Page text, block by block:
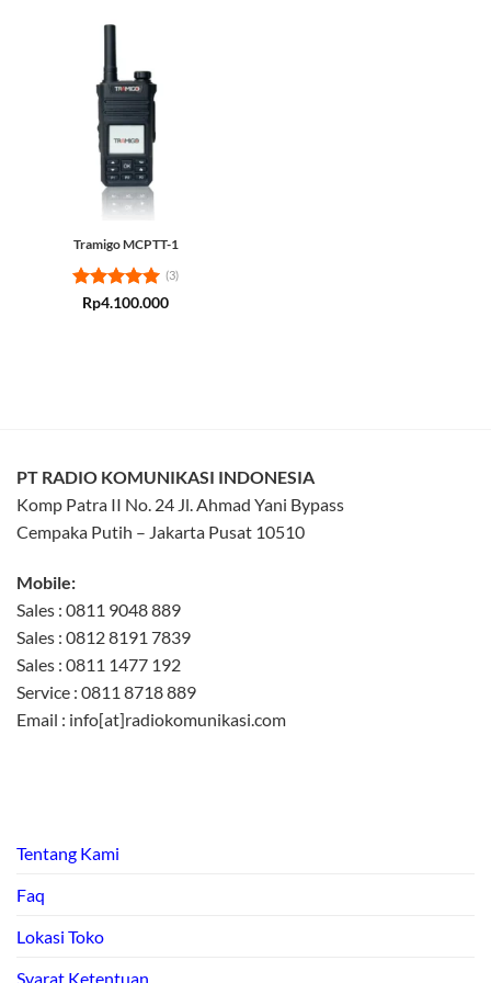
Tramigo MCPTT-1
Rated5
(3)
Rp4.100.000
PT RADIO KOMUNIKASI INDONESIA
Komp Patra II No. 24 Jl. Ahmad Yani Bypass
Cempaka Putih – Jakarta Pusat 10510
Mobile:
Sales : 0811 9048 889
Sales : 0812 8191 7839
Sales : 0811 1477 192
Service : 0811 8718 889
Email : info[at]radiokomunikasi.com
Tentang Kami
Faq
Lokasi Toko
Syarat Ketentuan